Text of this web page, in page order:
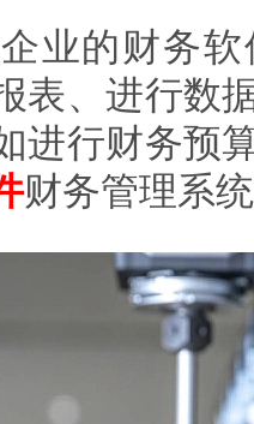
业的财务
表、进行数
进行财务预
财务管理系